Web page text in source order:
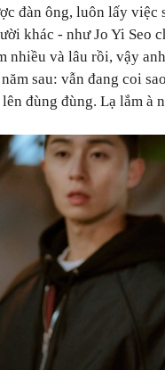
đàn ông, luôn lấy
khác - như Jo Yi Seo
nhiều và lâu rồi, vậy
sau: vẫn đang coi
đùng đùng. Lạ lắm à